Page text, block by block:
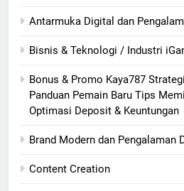
Antarmuka Digital dan
Bisnis & Teknologi / Industri
Bonus & Promo Kaya787
Panduan Pemain Baru Tips
Optimasi Deposit & Keuntungan
Brand Modern dan Pengalaman
Content Creation